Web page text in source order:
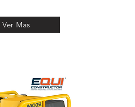
Ver Mas